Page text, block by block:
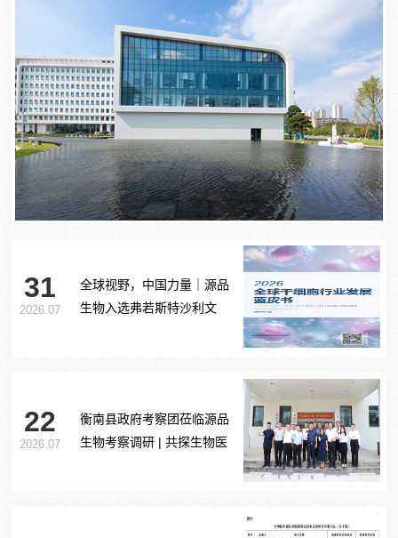
31
2026.07
全球视野，中国力量｜源品
生物入选弗若斯特沙利文
22
2026.07
衡南县政府考察团莅临源品
生物考察调研 | 共探生物医